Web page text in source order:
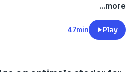
...more
47min Play